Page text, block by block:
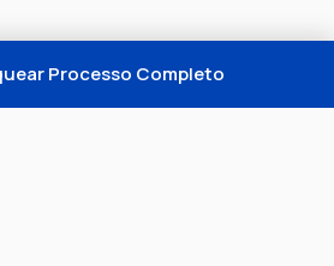
Processo Completo